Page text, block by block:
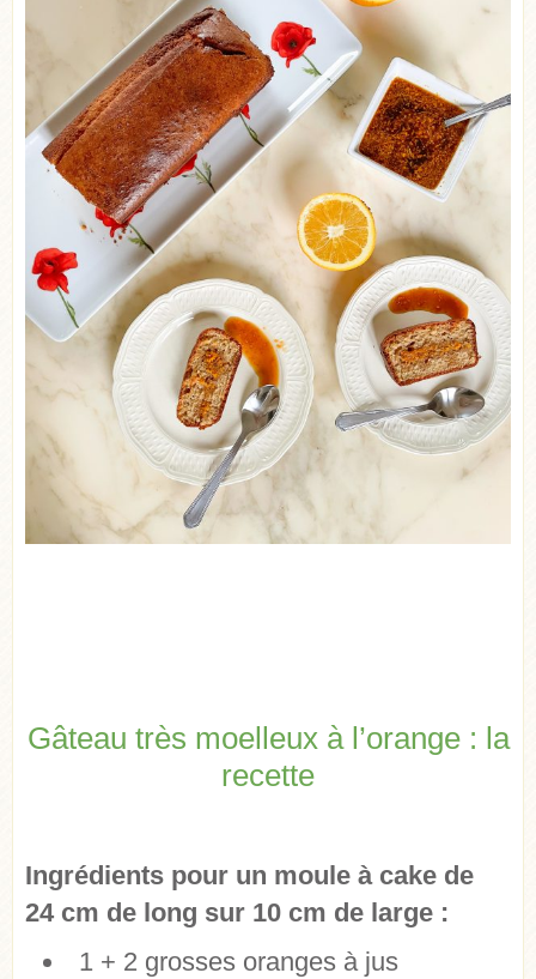
Gâteau très moelleux à l’orange : la
recette
Ingrédients pour un moule à cake de
24 cm de long sur 10 cm de large :
1 + 2 grosses oranges à jus